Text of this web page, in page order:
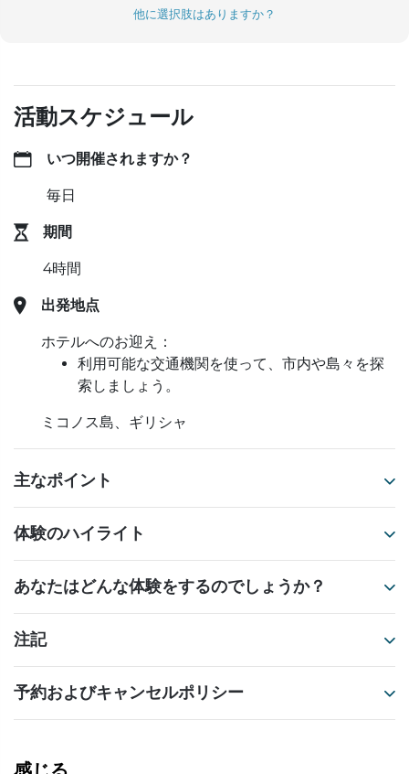
他に選択肢はありますか？
活動スケジュール
いつ開催されますか？
毎日
期間
4時間
出発地点
ホテルへのお迎え：
利用可能な交通機関を使って、市内や島々を探
索しましょう。
ミコノス島、ギリシャ
主なポイント
体験のハイライト
あなたはどんな体験をするのでしょうか？
注記
予約およびキャンセルポリシー